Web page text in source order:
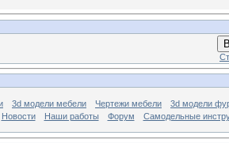
3d модели мебели Чертежи мебели
3d модели
Новости
Наши работы Форум Самодельные